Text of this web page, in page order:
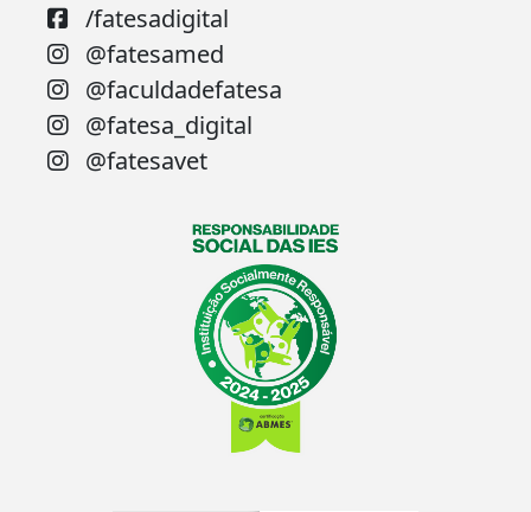
/fatesadigital
@fatesamed
@faculdadefatesa
@fatesa_digital
@fatesavet